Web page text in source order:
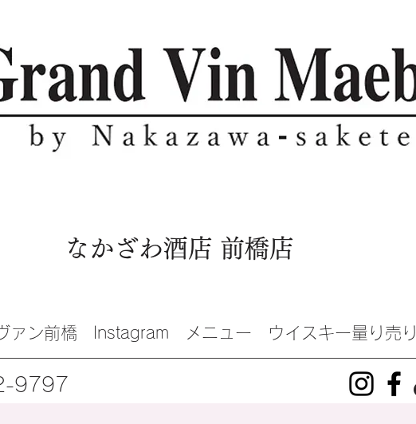
​なかざわ酒店 前橋店
ァン前橋 Instagram メニュー ウイスキー量り売り
9797